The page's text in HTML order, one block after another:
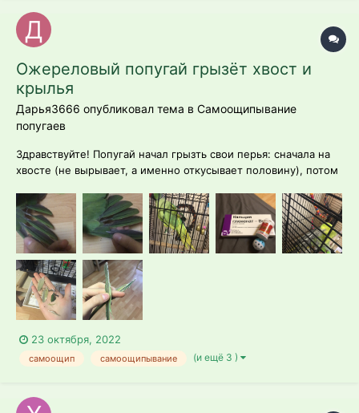
Ожереловый попугай грызёт хвост и
крылья
Дарья3666 опубликовал тема в Самоощипывание
попугаев
Здравствуйте! Попугай начал грызть свои перья: сначала на
хвосте (не вырывает, а именно откусывает половину), потом
-ожереловый попугай, самец, 2 года -рацион: 2 столовые
ложки корма RIO для средних и для крупных попугаев
(мешаю пополам), отс...
23 октября, 2022
самоощип самоощипывание (и ещё 3 )